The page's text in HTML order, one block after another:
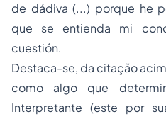
de dádiva (...) porque he
que se entienda mi
cuestión.
Destaca-se, da citação
como algo que
Interpretante (este por